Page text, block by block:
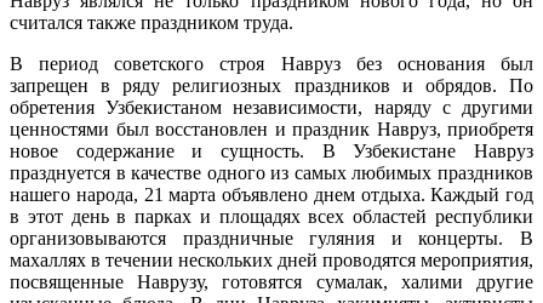
считался также праздником труда.
В период советского строя Навруз без основания был
запрещен в ряду религиозных праздников и обрядов. По
обретения Узбекистаном независимости, наряду с другими
ценностями был восстановлен и праздник Навруз, приобретя
новое содержание и сущность. В Узбекистане Навруз
празднуется в качестве одного из самых любимых праздников
нашего народа, 21 марта объявлено днем отдыха. Каждый год
в этот день в парках и площадях всех областей республики
организовываются праздничные гуляния и концерты. В
махаллях в течении нескольких дней проводятся мероприятия,
посвященные Наврузу, готовятся сумалак, халими другие